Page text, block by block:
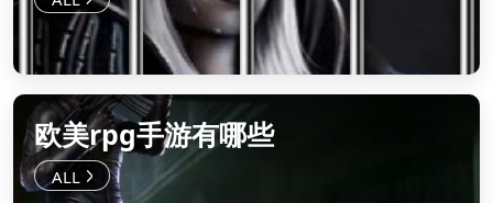
欧美rpg手游有哪些